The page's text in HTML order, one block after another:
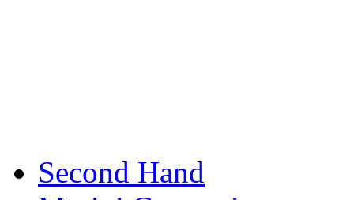
Second Hand